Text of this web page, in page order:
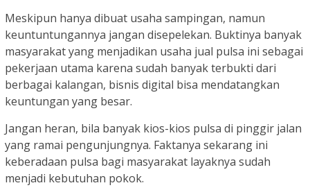
Meskipun hanya dibuat usaha sampingan, namun
keuntuntungannya jangan disepelekan. Buktinya banyak
masyarakat yang menjadikan usaha jual pulsa ini sebagai
pekerjaan utama karena sudah banyak terbukti dari
berbagai kalangan, bisnis digital bisa mendatangkan
keuntungan yang besar.
Jangan heran, bila banyak kios-kios pulsa di pinggir jalan
yang ramai pengunjungnya. Faktanya sekarang ini
keberadaan pulsa bagi masyarakat layaknya sudah
menjadi kebutuhan pokok.